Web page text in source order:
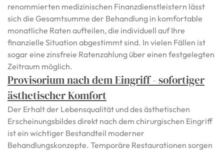
renommierten medizinischen Finanzdienstleistern lässt
sich die Gesamtsumme der Behandlung in komfortable
monatliche Raten aufteilen, die individuell auf Ihre
finanzielle Situation abgestimmt sind. In vielen Fällen ist
sogar eine zinsfreie Ratenzahlung über einen festgelegten
Zeitraum möglich.
Provisorium nach dem Eingriff - sofortiger
ästhetischer Komfort
Der Erhalt der Lebensqualität und des ästhetischen
Erscheinungsbildes direkt nach dem chirurgischen Eingriff
ist ein wichtiger Bestandteil moderner
Behandlungskonzepte. Temporäre Restaurationen sorgen